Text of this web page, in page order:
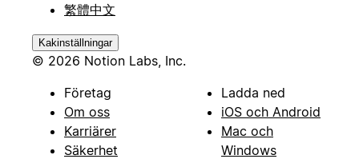
繁體中文
Kakinställningar
© 2026 Notion Labs, Inc.
Företag
Om oss
Karriärer
Säkerhet
Ladda ned
iOS och Android
Mac och
Windows